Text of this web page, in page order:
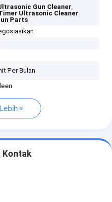
Gun Cleaner,
Ultrasonic Cleaner
Parts
Per Bulan
Kontak